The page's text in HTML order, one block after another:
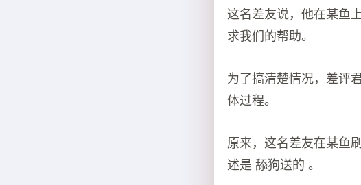
这名差友说，他在某鱼
求我们的帮助。
为了搞清楚情况，差评
体过程。
原来，这名差友在某鱼
述是 舔狗送的 。